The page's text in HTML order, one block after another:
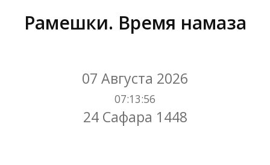
Рамешки. Время намаза
07 Августа 2026
07:13:57
24 Сафара 1448